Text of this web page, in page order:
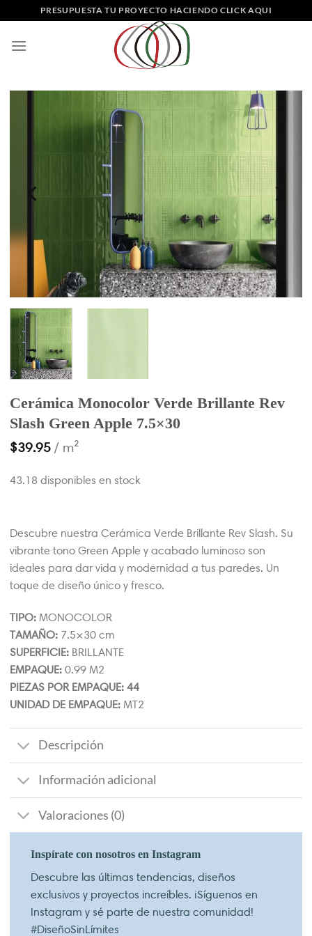
al
contenido
PRESUPUESTA TU PROYECTO HACIENDO CLICK AQUI
Cerámica Monocolor Verde Brillante Rev
Slash Green Apple 7.5×30
$39.95 / m²
43.18 disponibles en stock
Descubre nuestra Cerámica Verde Brillante Rev Slash. Su
vibrante tono Green Apple y acabado luminoso son
ideales para dar vida y modernidad a tus paredes. Un
toque de diseño único y fresco.
TIPO: MONOCOLOR
TAMAÑO: 7.5×30 cm
SUPERFICIE: BRILLANTE
EMPAQUE: 0.99 M2
PIEZAS POR EMPAQUE: 44
UNIDAD DE EMPAQUE: MT2
Descripción
Información adicional
Valoraciones (0)
Inspírate con nosotros en Instagram
Descubre las últimas tendencias, diseños
exclusivos y proyectos increíbles. ¡Síguenos en
Instagram y sé parte de nuestra comunidad!
#DiseñoSinLímites